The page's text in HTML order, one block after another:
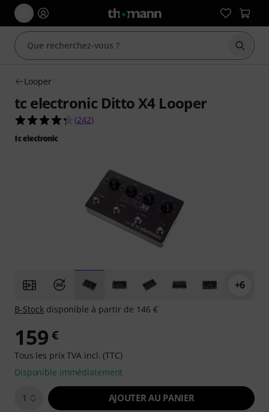
Looper
tc electronic Ditto X4 Looper
4.3 étoiles sur 5 d'après 242 évaluations clients
(242)
+6
B-Stock disponible à partir de 146 €
159 €
Tous les prix TVA incl. (TTC)
Disponible immédiatement
1 AJOUTER AU PANIER